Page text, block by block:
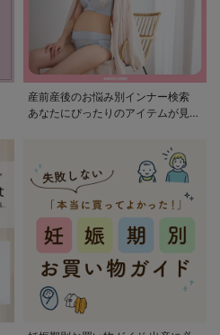
産前産後のお悩み別インナー検索
あなたにぴったりのアイテムが見つ